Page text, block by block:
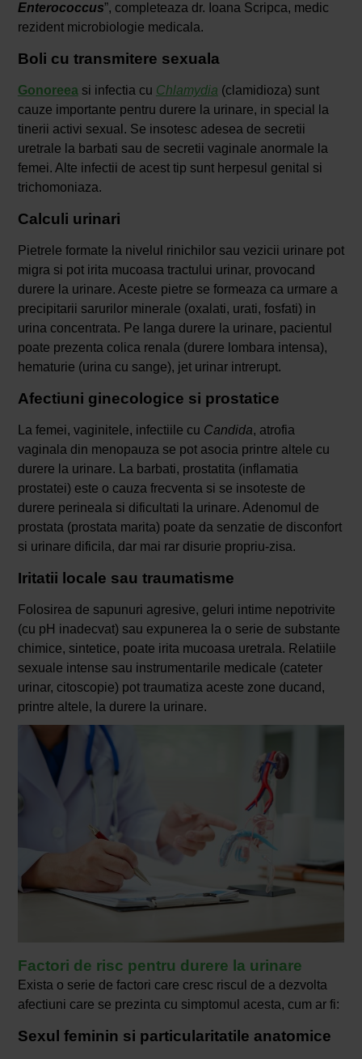
Enterococcus”, completeaza dr. Ioana Scripca, medic
rezident microbiologie medicala.
Boli cu transmitere sexuala
Gonoreea si infectia cu Chlamydia (clamidioza) sunt
cauze importante pentru durere la urinare, in special la
tinerii activi sexual. Se insotesc adesea de secretii
uretrale la barbati sau de secretii vaginale anormale la
femei. Alte infectii de acest tip sunt herpesul genital si
trichomoniaza.
Calculi urinari
Pietrele formate la nivelul rinichilor sau vezicii urinare pot
migra si pot irita mucoasa tractului urinar, provocand
durere la urinare. Aceste pietre se formeaza ca urmare a
precipitarii sarurilor minerale (oxalati, urati, fosfati) in
urina concentrata. Pe langa durere la urinare, pacientul
poate prezenta colica renala (durere lombara intensa),
hematurie (urina cu sange), jet urinar intrerupt.
Afectiuni ginecologice si prostatice
La femei, vaginitele, infectiile cu Candida, atrofia
vaginala din menopauza se pot asocia printre altele cu
durere la urinare. La barbati, prostatita (inflamatia
prostatei) este o cauza frecventa si se insoteste de
durere perineala si dificultati la urinare. Adenomul de
prostata (prostata marita) poate da senzatie de disconfort
si urinare dificila, dar mai rar disurie propriu-zisa.
Iritatii locale sau traumatisme
Folosirea de sapunuri agresive, geluri intime nepotrivite
(cu pH inadecvat) sau expunerea la o serie de substante
chimice, sintetice, poate irita mucoasa uretrala. Relatiile
sexuale intense sau instrumentarile medicale (cateter
urinar, citoscopie) pot traumatiza aceste zone ducand,
printre altele, la durere la urinare.
Factori de risc pentru durere la urinare
Exista o serie de factori care cresc riscul de a dezvolta
afectiuni care se prezinta cu simptomul acesta, cum ar fi:
Sexul feminin si particularitatile anatomice